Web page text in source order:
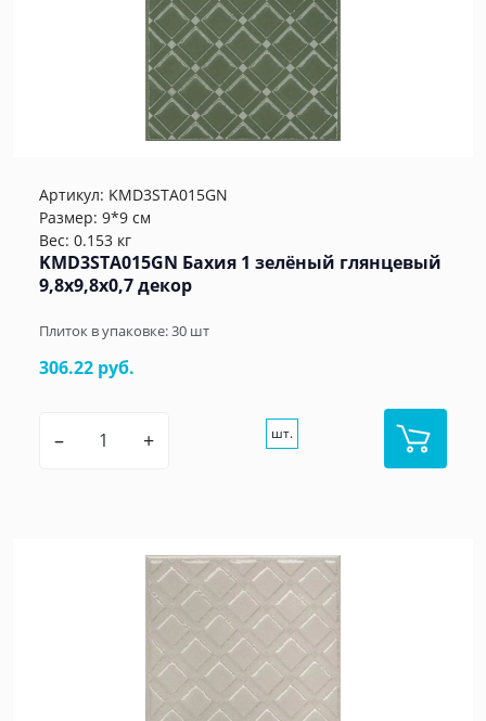
Артикул: KMD3STA015GN
Размер: 9*9 см
Вес: 0.153 кг
KMD3STA015GN Бахия 1 зелёный глянцевый
9,8x9,8x0,7 декор
Плиток в упаковке:30 шт
306.22 руб.
– + шт.